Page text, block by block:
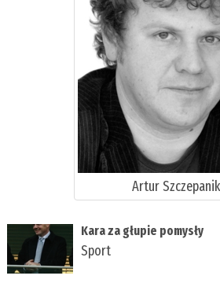
Artur Szczepanik
Kara za głupie pomysły
Sport